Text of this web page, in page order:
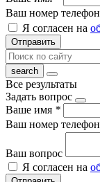
Ваш номер
Я согласен на
Отправить
Все результаты
Задать вопрос
Ваше имя *
Ваш номер
Ваш вопрос
Я согласен на